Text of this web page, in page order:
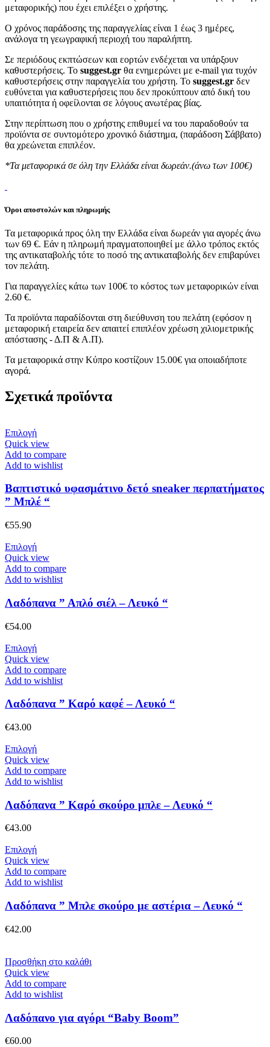
μεταφορικής) που έχει επιλέξει ο χρήστης.
Ο χρόνος παράδοσης της παραγγελίας είναι 1 έως 3 ημέρες,
ανάλογα τη γεωγραφική περιοχή του παραλήπτη.
Σε περιόδους εκπτώσεων και εορτών ενδέχεται να υπάρξουν
καθυστερήσεις. Το suggest.gr θα ενημερώνει με e-mail για τυχόν
καθυστερήσεις στην παραγγελία του χρήστη. Το suggest.gr δεν
ευθύνεται για καθυστερήσεις που δεν προκύπτουν από δική του
υπαιτιότητα ή οφείλονται σε λόγους ανωτέρας βίας.
Στην περίπτωση που ο χρήστης επιθυμεί να του παραδοθούν τα
προϊόντα σε συντομότερο χρονικό διάστημα, (παράδοση Σάββατο)
θα χρεώνεται επιπλέον.
*Τα μεταφορικά σε όλη την Ελλάδα είναι δωρεάν.(άνω των 100€)
Όροι αποστολών και πληρωμής
Τα μεταφορικά προς όλη την Ελλάδα είναι δωρεάν για αγορές άνω
των 69 €. Εάν η πληρωμή πραγματοποιηθεί με άλλο τρόπος εκτός
της αντικαταβολής τότε το ποσό της αντικαταβολής δεν επιβαρύνει
τον πελάτη.
Για παραγγελίες κάτω των 100€ το κόστος των μεταφορικών είναι
2.60 €.
Τα προϊόντα παραδίδονται στη διεύθυνση του πελάτη (εφόσον η
μεταφορική εταιρεία δεν απαιτεί επιπλέον χρέωση χιλιομετρικής
απόστασης - Δ.Π & Α.Π).
Τα μεταφορικά στην Κύπρο κοστίζουν 15.00€ για οποιαδήποτε
αγορά.
Σχετικά προϊόντα
ΕπιλογήΑυτό
το
προϊόν
έχει
παραλλαγές.
Οι
επιλογές
στη
σελίδα
του
προϊόντος
Quick view
Add to compare
Add to wishlist
Βαπτιστικό υφασμάτινο δετό sneaker περπατήματος
” Μπλέ “
€55.90
ΕπιλογήΑυτό
το
προϊόν
έχει
παραλλαγές.
Οι
επιλεγούν
στη
σελίδα
του
προϊόντος
Quick view
Add to compare
Add to wishlist
Λαδόπανα ” Απλό σιέλ – Λευκό “
€54.00
ΕπιλογήΑυτό
το
προϊόν
έχει
παραλλαγές.
επιλεγούν
στη
σελίδα
του
προϊόντος
Quick view
Add to compare
Add to wishlist
Λαδόπανα ” Καρό καφέ – Λευκό “
€43.00
ΕπιλογήΑυτό
το
προϊόν
έχει
παραλλαγές.
Οι
επιλεγούν
στη
σελίδα
του
προϊόντος
Quick view
Add to compare
Add to wishlist
Λαδόπανα ” Καρό σκούρο μπλε – Λευκό “
€43.00
ΕπιλογήΑυτό
το
προϊόν
έχει
παραλλαγές.
Οι
επιλεγούν
στη
σελίδα
του
προϊόντος
Quick view
Add to compare
Add to wishlist
Λαδόπανα ” Μπλε σκούρο με αστέρια – Λευκό “
€42.00
Προσθήκη στο καλάθι
Quick view
Add to compare
Add to wishlist
Λαδόπανο για αγόρι “Baby Boom”
€60.00